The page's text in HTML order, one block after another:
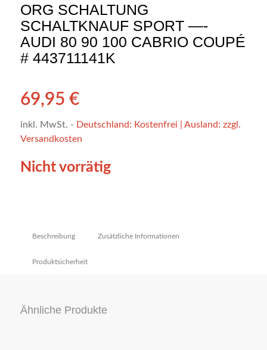
ORG SCHALTUNG
SCHALTKNAUF SPORT —-
AUDI 80 90 100 CABRIO COUPÉ
# 443711141K
69,95 €
inkl. MwSt. - Deutschland: Kostenfrei | Ausland: zzgl.
Versandkosten
Nicht vorrätig
Beschreibung Zusätzliche Informationen
Produktsicherheit
Ähnliche Produkte